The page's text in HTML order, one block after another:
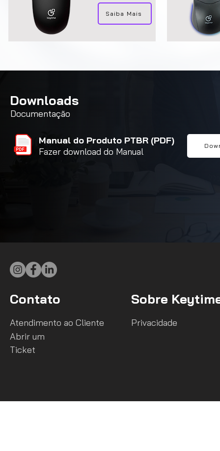
Saiba Mais
Downloads
Documentação
Manual do Produto PTBR (PDF)
Fazer download do Manual
Contato
Atendimento ao Cliente
Abrir um
Ticket
Sobre
Privacidade